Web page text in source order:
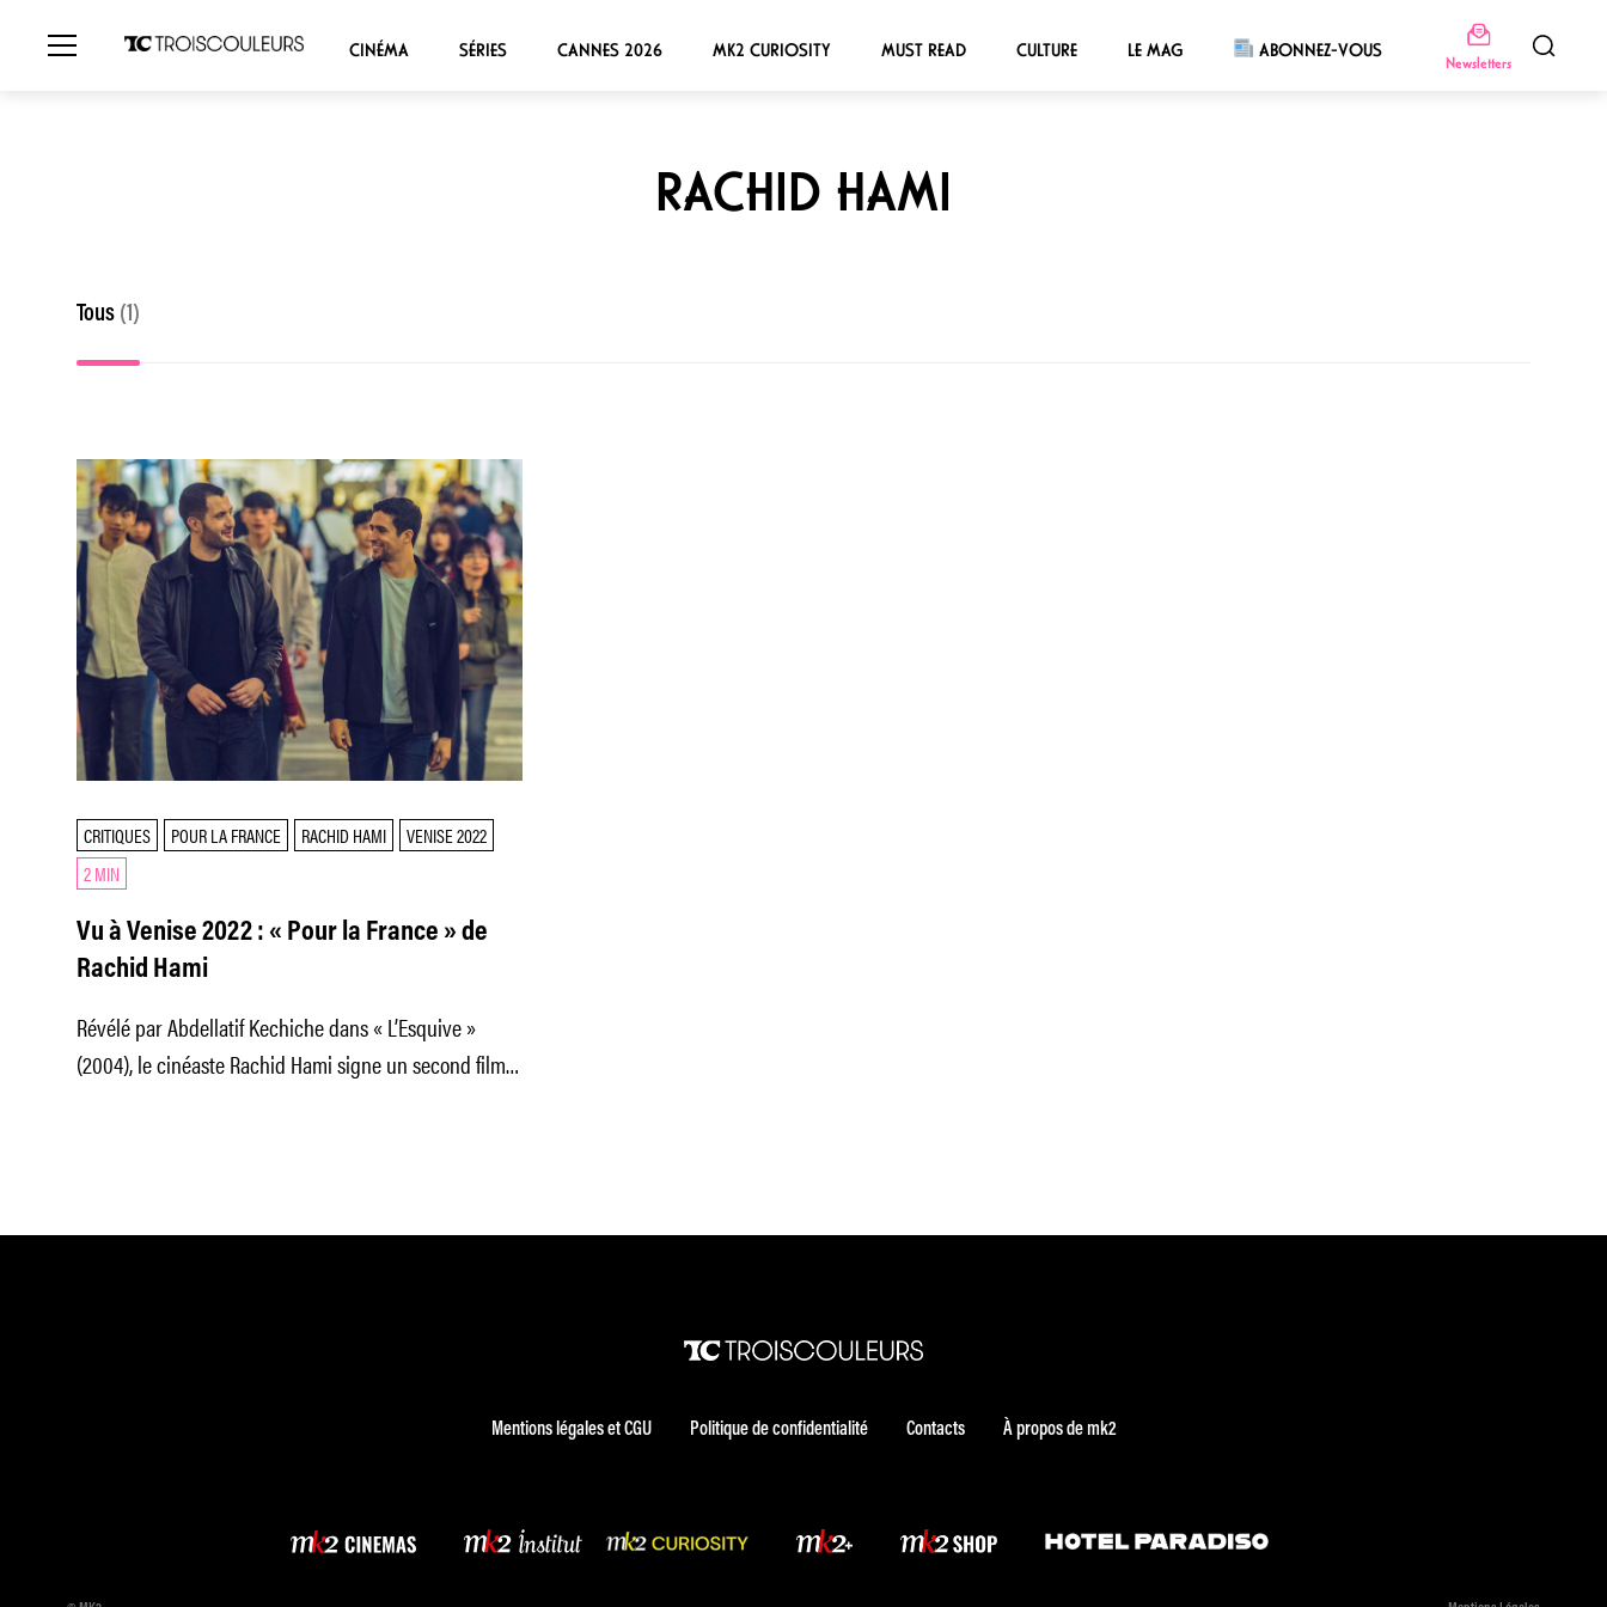
CINÉMA SÉRIES CANNES 2026 MK2 CURIOSITY MUST READ CULTURE LE MAG ABONNEZ-VOUS
Newsletters
RACHID HAMI
Tous (1)
CRITIQUES POUR LA FRANCE RACHID HAMI
VENISE 2022
2 MIN
Vu à Venise 2022 : « Pour la France » de
Rachid Hami
Révélé par Abdellatif Kechiche dans « L’Esquive »
(2004), le cinéaste Rachid Hami signe un second film
Mentions légales et CGU Politique de confidentialité Contacts À propos de mk2